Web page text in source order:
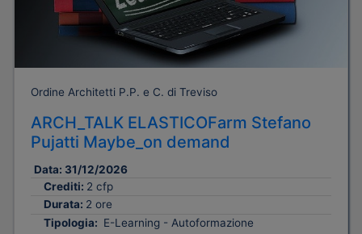
Ordine Architetti P.P. e C. di Treviso
ARCH_TALK ELASTICOFarm Stefano
Pujatti Maybe_on demand
Data: 31/12/2026
Crediti: 2 cfp
Durata: 2 ore
Tipologia: E-Learning - Autoformazione